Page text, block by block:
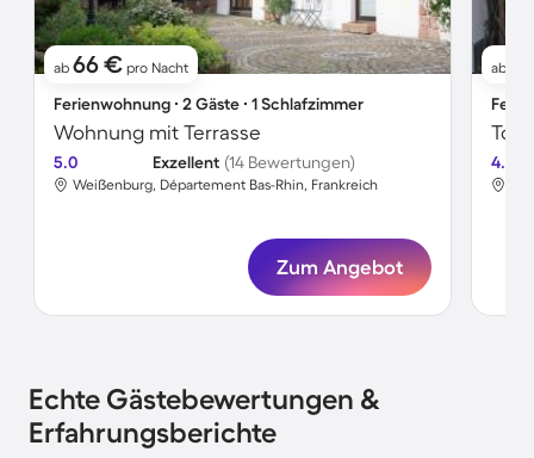
ab 66 € pro Nacht
Ferienwohnung ∙ 2 Gäste ∙ 1 Schlafzimmer
Wohnung mit Terrasse
5.0 Exzellent (14 Bewertungen)
Weißenburg, Département Bas-Rhin, Frankreich
Zum Angebot
ab
4.8
Echte Gästebewertungen &
Erfahrungsberichte